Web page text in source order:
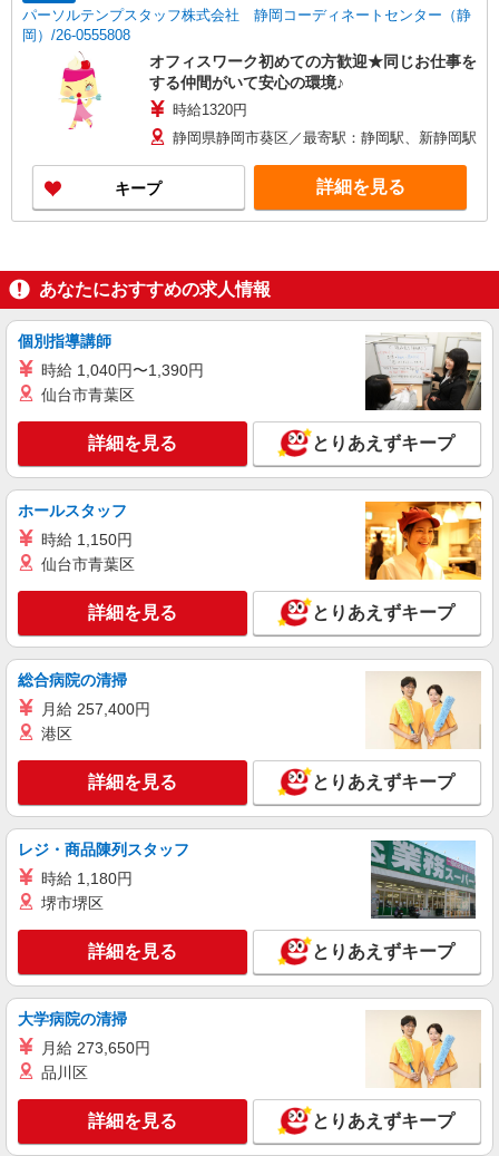
パーソルテンプスタッフ株式会社 静岡コーディネートセンター（静
岡）/26-0555808
オフィスワーク初めての方歓迎★同じお仕事を
する仲間がいて安心の環境♪
時給1320円
静岡県静岡市葵区／最寄駅：静岡駅、新静岡駅
キープ 詳細を見る
あなたにおすすめの求人情報
個別指導講師
時給 1,040円〜1,390円
仙台市青葉区
詳細を見る とりあえずキープ
ホールスタッフ
時給 1,150円
仙台市青葉区
詳細を見る とりあえずキープ
総合病院の清掃
月給 257,400円
港区
詳細を見る とりあえずキープ
レジ・商品陳列スタッフ
時給 1,180円
堺市堺区
詳細を見る とりあえずキープ
大学病院の清掃
月給 273,650円
品川区
詳細を見る とりあえずキープ